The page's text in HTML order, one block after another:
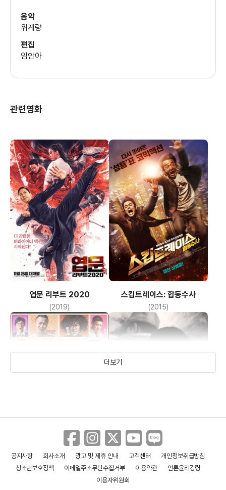
음악
위계량
편집
임안아
관련영화
엽문 리부트 2020
(2019)
스킵트레이스: 합동수사
(2015)
금계SSS 갱스터의 월급날
더보기
공지사항 회사소개 광고 및 제휴 안내 고객센터
개인정보취급방침
청소년보호정책
이메일주소무단수집거부 이용약관
언론윤리강령
이용자위원회